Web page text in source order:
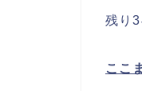
残り3
ここ